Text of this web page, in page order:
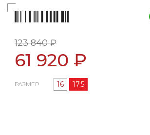
123 840 ₽
61 920 ₽
РАЗМЕР 16 17.5